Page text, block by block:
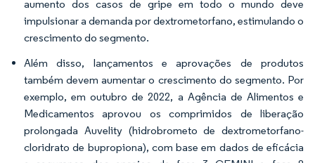
aumento dos casos de gripe em todo o mundo deve
impulsionar a demanda por dextrometorfano, estimulando o
crescimento do segmento.
Além disso, lançamentos e aprovações de produtos
também devem aumentar o crescimento do segmento. Por
exemplo, em outubro de 2022, a Agência de Alimentos e
Medicamentos aprovou os comprimidos de liberação
prolongada Auvelity (hidrobrometo de dextrometorfano-
cloridrato de bupropiona), com base em dados de eficácia